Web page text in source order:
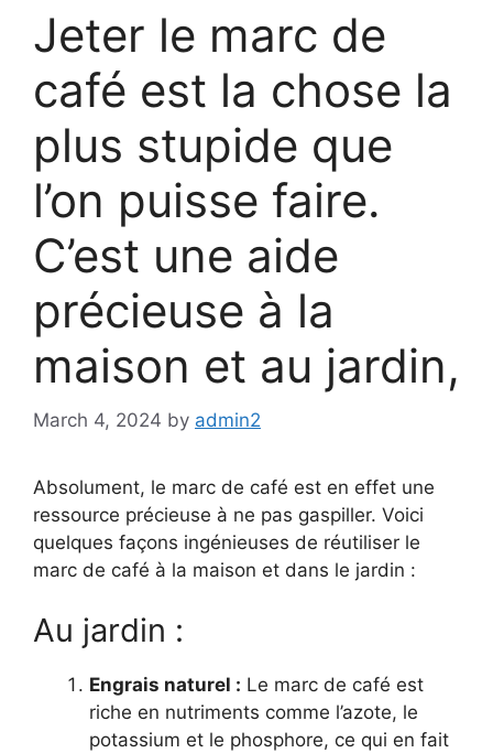
Jeter le marc de
café est la chose la
plus stupide que
l’on puisse faire.
C’est une aide
précieuse à la
maison et au jardin,
March 4, 2024 by admin2
Absolument, le marc de café est en effet une
ressource précieuse à ne pas gaspiller. Voici
quelques façons ingénieuses de réutiliser le
marc de café à la maison et dans le jardin :
Au jardin :
Engrais naturel : Le marc de café est
riche en nutriments comme l’azote, le
potassium et le phosphore, ce qui en fait